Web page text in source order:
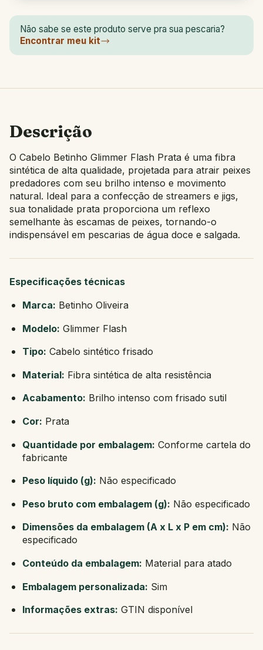
Não sabe se este produto serve pra sua pescaria?
Encontrar meu kit
Descrição
O Cabelo Betinho Glimmer Flash Prata é uma fibra
sintética de alta qualidade, projetada para atrair peixes
predadores com seu brilho intenso e movimento
natural. Ideal para a confecção de streamers e jigs,
sua tonalidade prata proporciona um reflexo
semelhante às escamas de peixes, tornando-o
indispensável em pescarias de água doce e salgada.
Especificações técnicas
Marca: Betinho Oliveira
Modelo: Glimmer Flash
Tipo: Cabelo sintético frisado
Material: Fibra sintética de alta resistência
Acabamento: Brilho intenso com frisado sutil
Cor: Prata
Quantidade por embalagem: Conforme cartela do
fabricante
Peso líquido (g): Não especificado
Peso bruto com embalagem (g): Não especificado
Dimensões da embalagem (A x L x P em cm): Não
especificado
Conteúdo da embalagem: Material para atado
Embalagem personalizada: Sim
Informações extras: GTIN disponível